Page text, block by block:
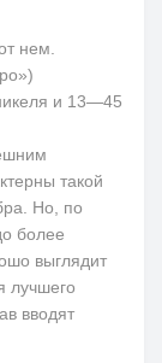
нем.
и 13—45
такой
Но, по
более
выглядит
лучшего
вводят